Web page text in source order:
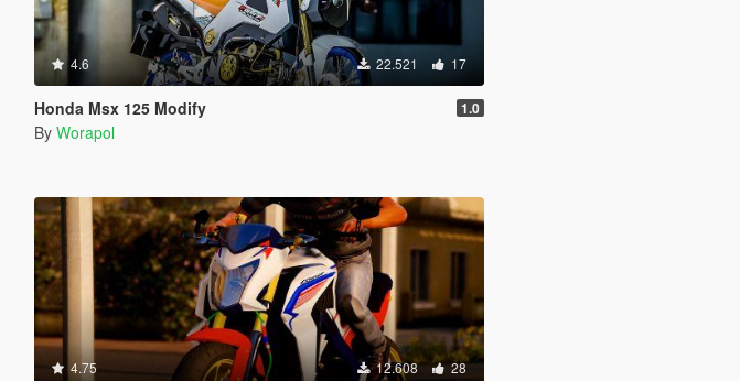
4.6 22.521 17
Honda Msx 125 Modify 1.0
By Worapol
4.75 12.608 28